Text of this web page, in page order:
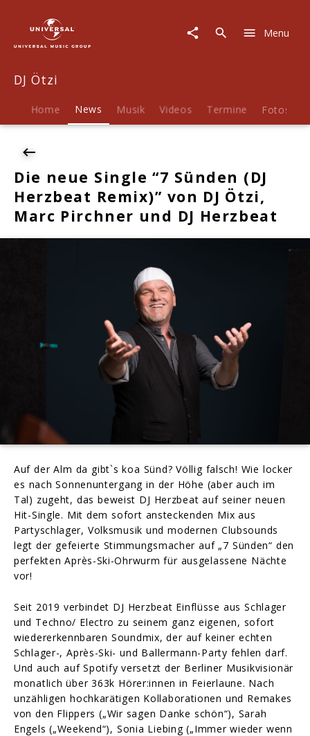
News
Die
"7
Remix)"
von
Ötzi,
Marc
Menu
DJ Ötzi
Home News Musik Videos Termine Fotos
Die neue Single “7 Sünden (DJ
Herzbeat Remix)” von DJ Ötzi,
Marc Pirchner und DJ Herzbeat
Auf der Alm da gibt`s koa Sünd? Völlig falsch! Wie locker
es nach Sonnenuntergang in der Höhe (aber auch im
Tal) zugeht, das beweist DJ Herzbeat auf seiner neuen
Hit-Single. Mit dem sofort ansteckenden Mix aus
Partyschlager, Volksmusik und modernen Clubsounds
legt der gefeierte Stimmungsmacher auf „7 Sünden“ den
perfekten Après-Ski-Ohrwurm für ausgelassene Nächte
vor!
Seit 2019 verbindet DJ Herzbeat Einflüsse aus Schlager
und Techno/ Electro zu seinem ganz eigenen, sofort
wiedererkennbaren Soundmix, der auf keiner echten
Schlager-, Après-Ski- und Ballermann-Party fehlen darf.
Und auch auf Spotify versetzt der Berliner Musikvisionär
monatlich über 363k Hörer:innen in Feierlaune. Nach
unzähligen hochkarätigen Kollaborationen und Remakes
von den Flippers („Wir sagen Danke schön“), Sarah
Engels („Weekend“), Sonia Liebing („Immer wieder wenn